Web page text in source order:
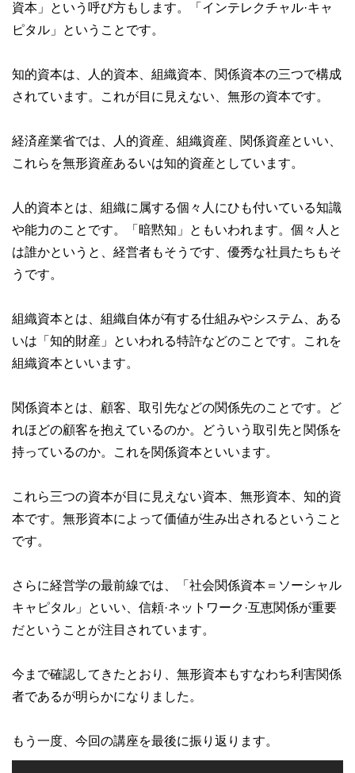
資本」という呼び方もします。「インテレクチャル·キャ
ピタル」ということです。
知的資本は、人的資本、組織資本、関係資本の三つで構成
されています。これが目に見えない、無形の資本です。
経済産業省では、人的資産、組織資産、関係資産といい、
これらを無形資産あるいは知的資産としています。
人的資本とは、組織に属する個々人にひも付いている知識
や能力のことです。「暗黙知」ともいわれます。個々人と
は誰かというと、経営者もそうです、優秀な社員たちもそ
うです。
組織資本とは、組織自体が有する仕組みやシステム、ある
いは「知的財産」といわれる特許などのことです。これを
組織資本といいます。
関係資本とは、顧客、取引先などの関係先のことです。ど
れほどの顧客を抱えているのか。どういう取引先と関係を
持っているのか。これを関係資本といいます。
これら三つの資本が目に見えない資本、無形資本、知的資
本です。無形資本によって価値が生み出されるということ
です。
さらに経営学の最前線では、「社会関係資本＝ソーシャル
キャピタル」といい、信頼·ネットワーク·互恵関係が重要
だということが注目されています。
今まで確認してきたとおり、無形資本もすなわち利害関係
者であるが明らかになりました。
もう一度、今回の講座を最後に振り返ります。